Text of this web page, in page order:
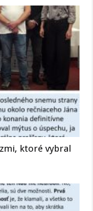
ktoré vybral